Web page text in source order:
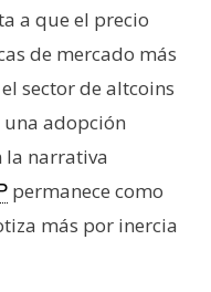
a que el precio
de mercado más
sector de altcoins
adopción
la narrativa
permanece como
más por inercia